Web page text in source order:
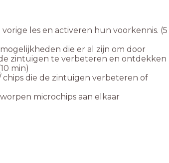
les en activeren hun voorkennis. (5
die er al zijn om door
zintuigen te verbeteren en ontdekken
min)
die de zintuigen verbeteren of
microchips aan elkaar